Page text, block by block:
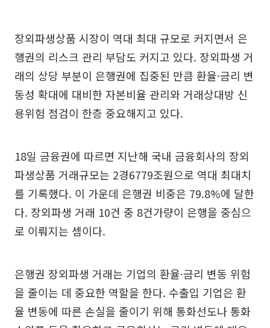
장외파생상품 시장이 역대 최대 규모로 커지면서 은
행권의 리스크 관리 부담도 커지고 있다. 장외파생 거
래의 상당 부분이 은행권에 집중된 만큼 환율·금리 변
동성 확대에 대비한 자본비율 관리와 거래상대방 신
용위험 점검이 한층 중요해지고 있다.
18일 금융권에 따르면 지난해 국내 금융회사의 장외
파생상품 거래규모는 2경6779조원으로 역대 최대치
를 기록했다. 이 가운데 은행권 비중은 79.8%에 달한
다. 장외파생 거래 10건 중 8건가량이 은행을 중심으
로 이뤄지는 셈이다.
은행권 장외파생 거래는 기업의 환율·금리 변동 위험
을 줄이는 데 중요한 역할을 한다. 수출입 기업은 환
율 변동에 따른 손실을 줄이기 위해 통화선도나 통화